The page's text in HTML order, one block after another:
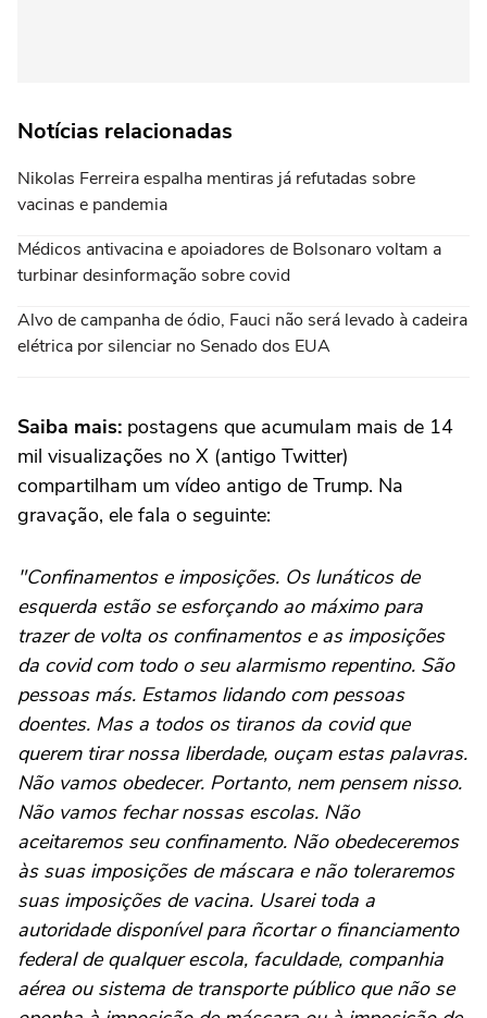
Notícias relacionadas
Nikolas Ferreira espalha mentiras já refutadas sobre
vacinas e pandemia
Médicos antivacina e apoiadores de Bolsonaro voltam a
turbinar desinformação sobre covid
Alvo de campanha de ódio, Fauci não será levado à cadeira
elétrica por silenciar no Senado dos EUA
Saiba mais: postagens que acumulam mais de 14
mil visualizações no X (antigo Twitter)
compartilham um vídeo antigo de Trump. Na
gravação, ele fala o seguinte:
"Confinamentos e imposições. Os lunáticos de
esquerda estão se esforçando ao máximo para
trazer de volta os confinamentos e as imposições
da covid com todo o seu alarmismo repentino. São
pessoas más. Estamos lidando com pessoas
doentes. Mas a todos os tiranos da covid que
querem tirar nossa liberdade, ouçam estas palavras.
Não vamos obedecer. Portanto, nem pensem nisso.
Não vamos fechar nossas escolas. Não
aceitaremos seu confinamento. Não obedeceremos
às suas imposições de máscara e não toleraremos
suas imposições de vacina. Usarei toda a
autoridade disponível para ñcortar o financiamento
federal de qualquer escola, faculdade, companhia
aérea ou sistema de transporte público que não se